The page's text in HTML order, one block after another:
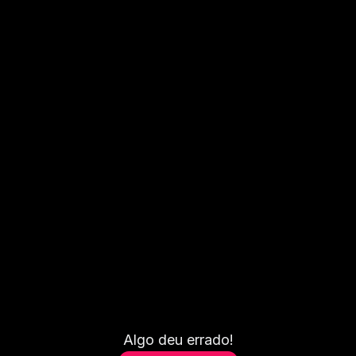
Algo deu errado!